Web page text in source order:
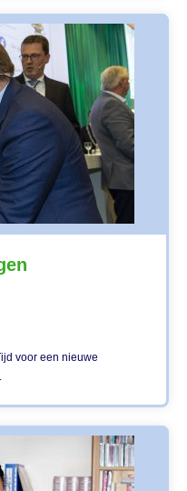
voor een nieuwe